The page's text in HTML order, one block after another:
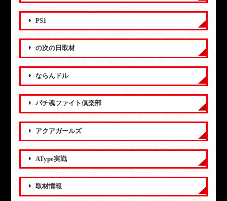
PS1
の次の日取材
ならんドル
パチ魂ファイト倶楽部
アクアガールズ
AType実戦
取材情報